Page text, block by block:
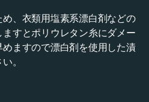
、衣類用塩素系漂白剤などの
すとポリウレタン糸にダメー
ますので漂白剤を使用した漬
。